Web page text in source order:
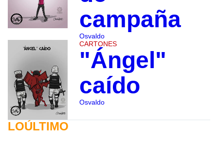
campaña
Osvaldo
CARTONES
"Ángel"
caído
Osvaldo
LOÚLTIMO